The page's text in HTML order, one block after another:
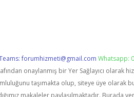
forumhizmeti@gmail.com Whatsapp:
onaylanmış bir Yer Sağlayıcı
taşımakta olup, siteye üye olarak
makaleler paylaşılmaktadır.